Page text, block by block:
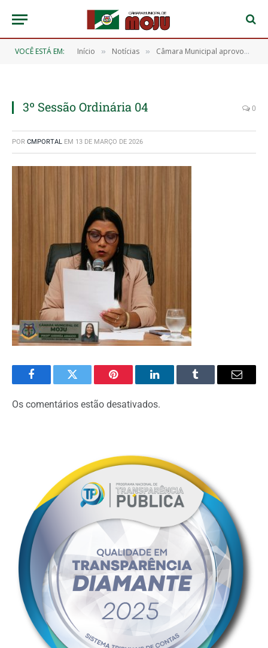
VOCÊ ESTÁ EM: Início » Notícias » Câmara Municipal aprovou 11 requerimentos que atendem diversas demandas da população.
3º Sessão Ordinária 04 0
POR CMPORTAL EM 13 DE MARÇO DE 2026
FacebookTwitter Pinterest O
LinkedIn
Tumblr
E-
Os comentários estão desativados.